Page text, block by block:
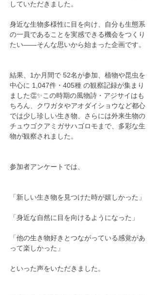
していただきました。
身近な生物多様性に目を向け、自分も生態系
の一員であることを実感できる機会をつくり
たい――そんな思いから始まった企画です。
結果、1か月間で 52名が参加、植物や昆虫を
中心に 1,047件・405種 の観察記録が集まり
ました👏✨この時期の風物詩・アジサイはも
ちろん、クワガタやアオダイショウなど都心
では少し珍しい生き物、さらには外来生物の
チュウゴクアミガサハゴロモまで、多彩な生
物が観察されました。
参加者アンケートでは、
「新しい生き物を見つけた時が嬉しかった」
「身近な自然に目を向けるようになった」
「他の生き物好きとつながっている感覚があ
って楽しかった」
といった声をいただきました。